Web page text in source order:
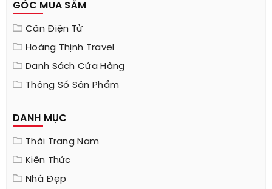
GÓC MUA SẮM
Cân Điện Tử
Hoàng Thịnh Travel
Danh Sách Cửa Hàng
Thông Số Sản Phẩm
DANH MỤC
Thời Trang Nam
Kiến Thức
Nhà Đẹp